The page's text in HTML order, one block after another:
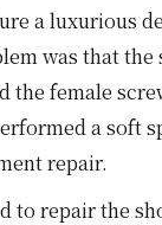
a luxurious
was that the
the female
a soft
repair.
to repair the